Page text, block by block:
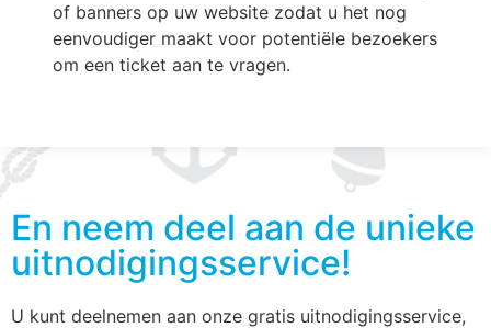
of banners op uw website zodat u het nog
eenvoudiger maakt voor potentiële bezoekers
om een ticket aan te vragen.
En neem deel aan de unieke
uitnodigingsservice!
U kunt deelnemen aan onze gratis uitnodigingsservice,